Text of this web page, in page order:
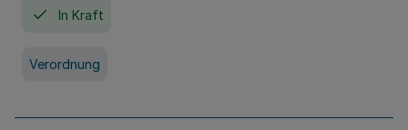
In Kraft
Verordnung